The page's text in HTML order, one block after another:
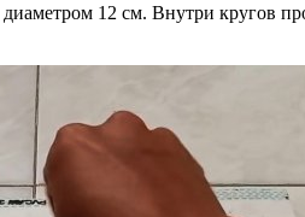
12 см. Внутри кругов